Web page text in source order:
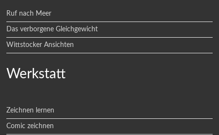
Ruf nach Meer
Das verborgene Gleichgewicht
Wittstocker Ansichten
Werkstatt
Zeichnen lernen
Comic zeichnen